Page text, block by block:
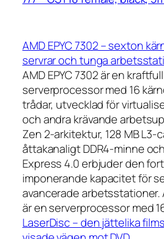
AMD EPYC 7302 – sexton
servrar och tunga
AMD EPYC 7302 är en kraftfull
serverprocessor med 16
trådar, utvecklad för
och andra krävande
Zen 2-arkitektur, 128 MB L3-
åttakanaligt DDR4-minne
Express 4.0 erbjuder den
imponerande kapacitet för
avancerade arbetsstationer.
är en serverprocessor med
LaserDisc – den jättelika